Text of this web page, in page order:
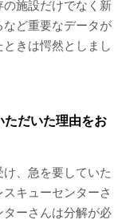
施設だけでなく新
ど重要なデータが
きは愕然としまし
ただいた理由をお
、急を要していた
キューセンターさ
ーさんは分解が必